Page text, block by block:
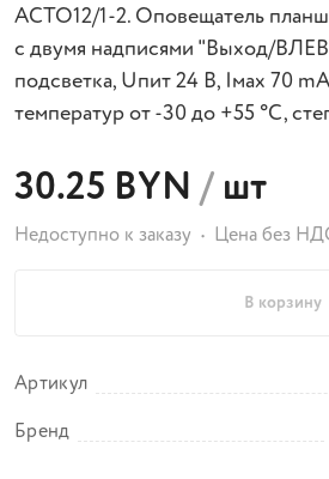
АСТО12/1-2. Оповещатель
с двумя надписями "Выход/
подсветка, Uпит 24 В, Iмах 70
температур от -30 до +55 °С,
30.25 BYN/шт
Недоступно к заказу Цена без
В корзину
Артикул
Бренд